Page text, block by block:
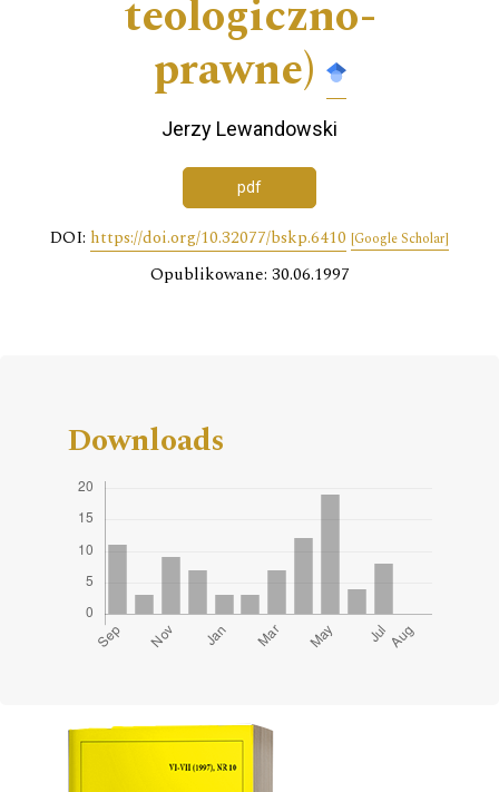
teologiczno-
prawne)
Jerzy Lewandowski
pdf
DOI: https://doi.org/10.32077/bskp.6410 [Google Scholar]
Opublikowane: 30.06.1997
Downloads
Cover image